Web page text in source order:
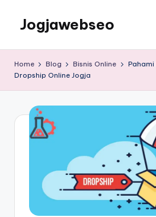
Jogjawebseo
Home Blog Bisnis Online
Pahami
Dropship Online Jogja